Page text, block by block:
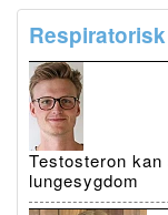
Testosteron
lungesygdom